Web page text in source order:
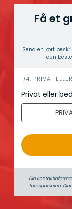
Få et
Send en kort
den
h
e
r
1/4: PRIVAT
Privat eller
Din
forespørselen.